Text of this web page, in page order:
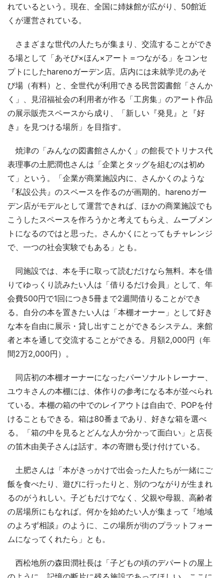
れているという。現在、全国に姉妹館が広がり、50館近
くが運営されている。
さまざまな世代の人たちが集まり、交流することができ
る場として「あそび×ほん×アート＝つながる」をコンセ
プトにしたharenoガーデン店。店内には未就学児のあそ
び場（有料）と、全世代が利用できる民営図書館「さんか
く」、見沼福祉会の利用者が作る「工房集」のアート作品
の展示販売スペースから成り、「新しい『発見』と『好
き』を見つける場所」を目指す。
焼津の「みんなの図書館さんかく」の館長でトリナス代
表理事の土肥潤也さんは「企業とタッグを組むのは初め
て」という。「企業が商業施設内に、さんかくのような
『私設公共』のスペースを作るのが画期的。harenoガー
デン店がモデルとして運営できれば、ほかの商業施設でも
こうしたスペースを作ろうかと考えてもらえ、ムーブメン
トになるのではと思った。さんかくにとってもチャレンジ
で、一つの社会実験でもある」とも。
同施設では、本を手に取って読むだけなら無料。本を借
りてゆっくり読みたい人は「借りるだけ会員」として、年
会費500円で1回につき5冊まで2週間借りることができ
る。自分の本を置きたい人は「本棚オーナー」として好き
な本を自由に展示・貸し出すことができるシステム。来館
者と本を通して交流することができる。月額2,000円（年
間2万2,000円）。
同店初の本棚オーナーになったパーソナルトレーナー、
ユウキさんの本棚には、体作りの参考になる本が並べられ
ている。本棚の箱の中でのレイアウトは自由で、POPを付
けることもできる。箱は80番まであり、好きな箱を選べ
る。「箱の中を見るとどんな人か分かって面白い」と店長
の笛木由美子さんは話す。本の寄贈も受け付けている。
土肥さんは「本がきっかけで出会った人たちが一緒にご
飯を食べたり、遊びに行ったりと、別のつながりが生まれ
るのがうれしい。子どもだけでなく、父親や母親、高齢者
の居場所にもなれば。何かを始めたい人が集まって『地域
のよろず相談』のように、この場所が街のプラットフォー
ムになってくれたら」とも。
西松地所の森田潤社長は「子どもの頃のデパートの屋上